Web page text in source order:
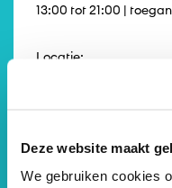
Deze website maakt
We gebruiken cookies
13:00 tot 21:00 |
Locatie:
ZIMIHC, Kracht van
Muziek In De Wijk,